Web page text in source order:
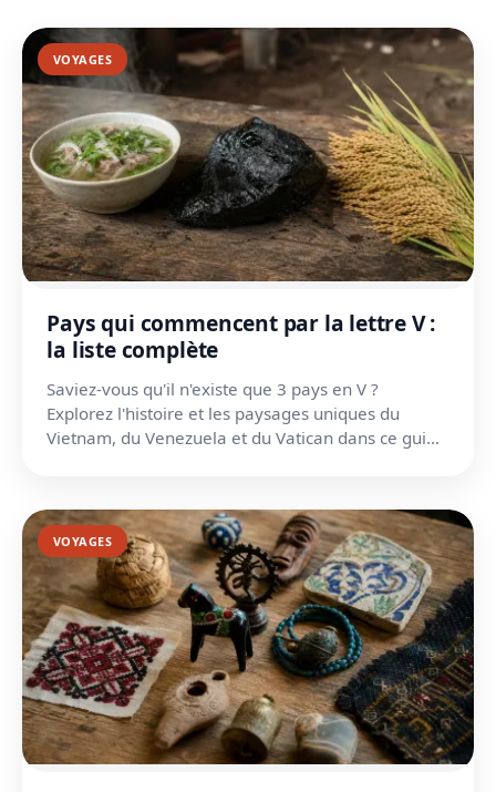
VOYAGES
Pays qui commencent par la lettre V :
la liste complète
Saviez-vous qu'il n'existe que 3 pays en V ?
Explorez l'histoire et les paysages uniques du
Vietnam, du Venezuela et du Vatican dans ce guide
VOYAGES